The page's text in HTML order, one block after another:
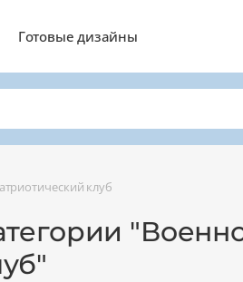
Готовые дизайны
клуб